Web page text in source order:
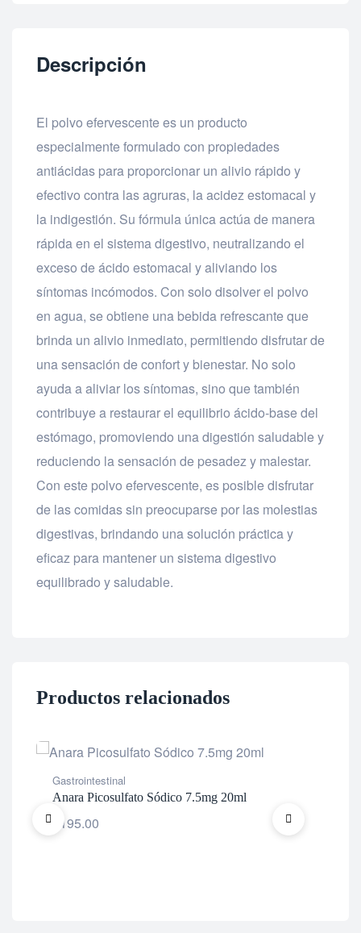
Descripción
El polvo efervescente es un producto
especialmente formulado con propiedades
antiácidas para proporcionar un alivio rápido y
efectivo contra las agruras, la acidez estomacal y
la indigestión. Su fórmula única actúa de manera
rápida en el sistema digestivo, neutralizando el
exceso de ácido estomacal y aliviando los
síntomas incómodos. Con solo disolver el polvo
en agua, se obtiene una bebida refrescante que
brinda un alivio inmediato, permitiendo disfrutar de
una sensación de confort y bienestar. No solo
ayuda a aliviar los síntomas, sino que también
contribuye a restaurar el equilibrio ácido-base del
estómago, promoviendo una digestión saludable y
reduciendo la sensación de pesadez y malestar.
Con este polvo efervescente, es posible disfrutar
de las comidas sin preocuparse por las molestias
digestivas, brindando una solución práctica y
eficaz para mantener un sistema digestivo
equilibrado y saludable.
Productos relacionados
Gastrointestinal
Anara Picosulfato Sódico 7.5mg 20ml
195.00